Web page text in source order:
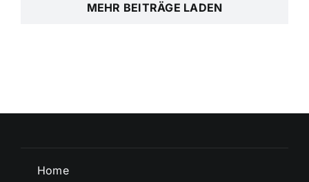
MEHR BEITRÄGE LADEN
Home